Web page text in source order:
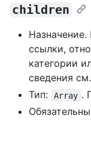
children
ссылки,
категории
сведения
Тип:
Array .